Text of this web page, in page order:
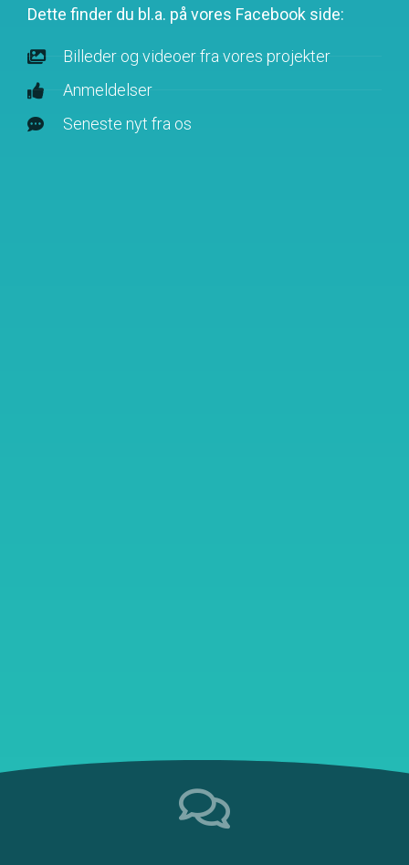
Dette finder du bl.a. på vores Facebook side:
Billeder og videoer fra vores projekter
Anmeldelser
Seneste nyt fra os